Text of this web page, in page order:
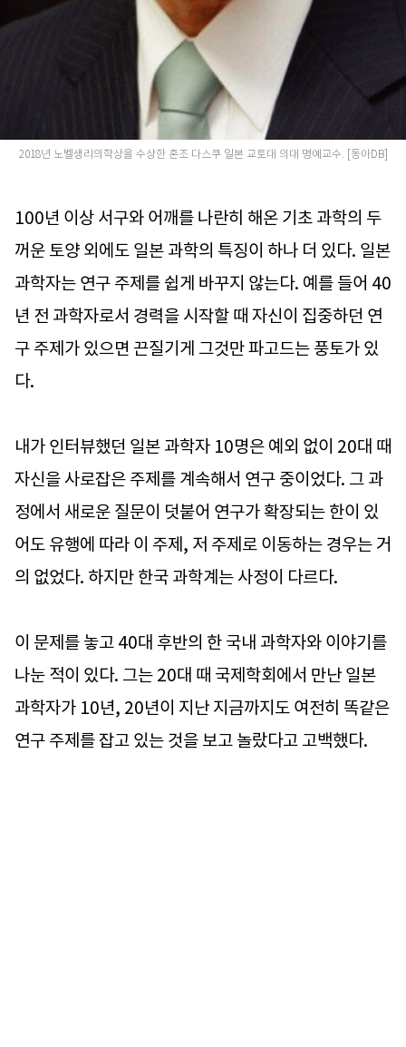
2018년 노벨생리의학상을 수상한 혼조 다스쿠 일본 교토대 의대 명예교수. [동아DB]
100년 이상 서구와 어깨를 나란히 해온 기초 과학의 두
꺼운 토양 외에도 일본 과학의 특징이 하나 더 있다. 일본
과학자는 연구 주제를 쉽게 바꾸지 않는다. 예를 들어 40
년 전 과학자로서 경력을 시작할 때 자신이 집중하던 연
구 주제가 있으면 끈질기게 그것만 파고드는 풍토가 있
다.
내가 인터뷰했던 일본 과학자 10명은 예외 없이 20대 때
자신을 사로잡은 주제를 계속해서 연구 중이었다. 그 과
정에서 새로운 질문이 덧붙어 연구가 확장되는 한이 있
어도 유행에 따라 이 주제, 저 주제로 이동하는 경우는 거
의 없었다. 하지만 한국 과학계는 사정이 다르다.
이 문제를 놓고 40대 후반의 한 국내 과학자와 이야기를
나눈 적이 있다. 그는 20대 때 국제학회에서 만난 일본
과학자가 10년, 20년이 지난 지금까지도 여전히 똑같은
연구 주제를 잡고 있는 것을 보고 놀랐다고 고백했다.